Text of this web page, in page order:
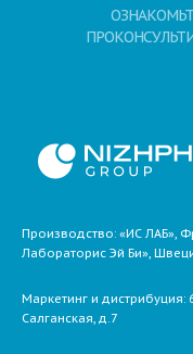
Производство: «ИС ЛАБ»,
Лабораторис Эй Би»,
Маркетинг и дистрибуция:
Салганская, д.7